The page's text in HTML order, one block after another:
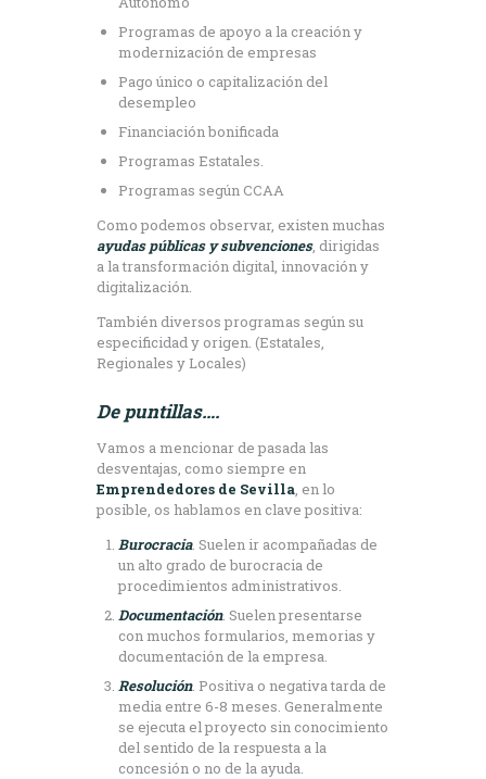
Programas de apoyo a la creación y
modernización de empresas
Pago único o capitalización del
desempleo
Financiación bonificada
Programas Estatales.
Programas según CCAA
Como podemos observar, existen muchas
ayudas públicas y subvenciones, dirigidas
a la transformación digital, innovación y
digitalización.
También diversos programas según su
especificidad y origen. (Estatales,
Regionales y Locales)
De puntillas….
Vamos a mencionar de pasada las
desventajas, como siempre en
Emprendedores de Sevilla, en lo
posible, os hablamos en clave positiva:
Burocracia. Suelen ir acompañadas de
un alto grado de burocracia de
procedimientos administrativos.
Documentación. Suelen presentarse
con muchos formularios, memorias y
documentación de la empresa.
Resolución. Positiva o negativa tarda de
media entre 6-8 meses. Generalmente
se ejecuta el proyecto sin conocimiento
del sentido de la respuesta a la
concesión o no de la ayuda.